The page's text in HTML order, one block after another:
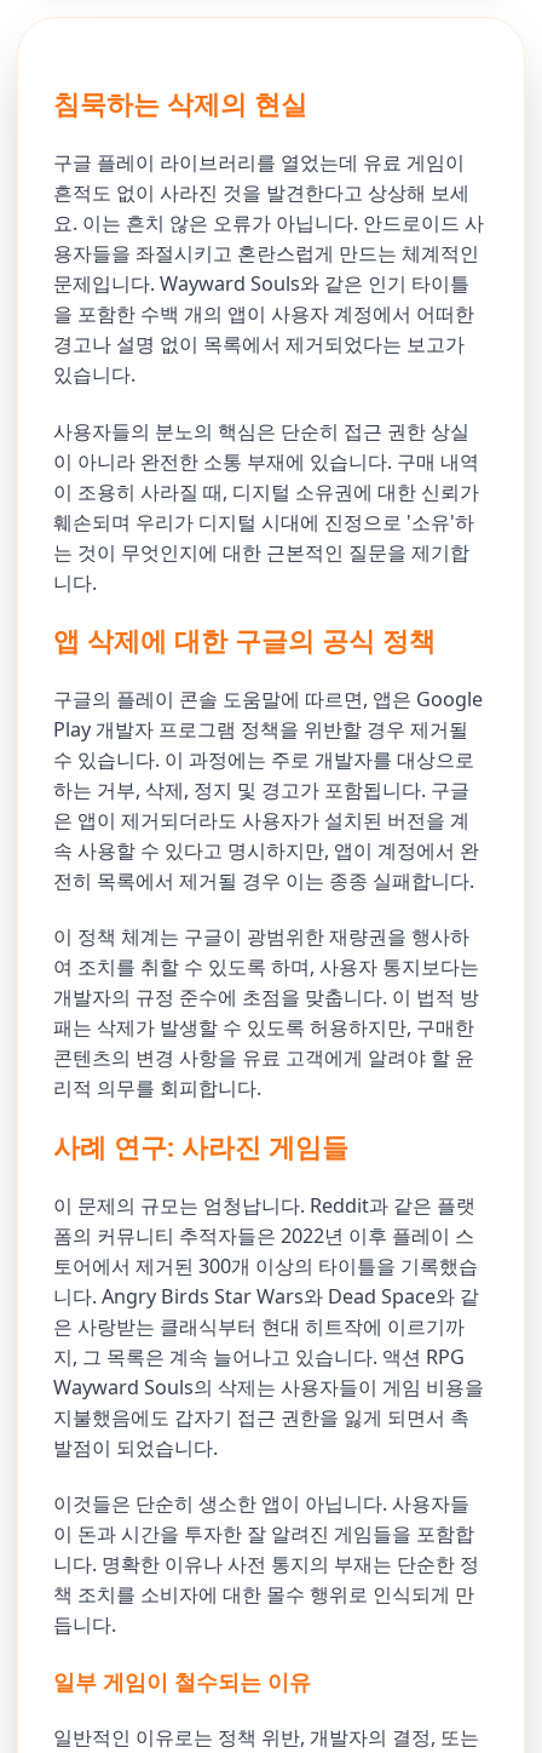
침묵하는 삭제의 현실
구글 플레이 라이브러리를 열었는데 유료 게임이
흔적도 없이 사라진 것을 발견한다고 상상해 보세
요. 이는 흔치 않은 오류가 아닙니다. 안드로이드 사
용자들을 좌절시키고 혼란스럽게 만드는 체계적인
문제입니다. Wayward Souls와 같은 인기 타이틀
을 포함한 수백 개의 앱이 사용자 계정에서 어떠한
경고나 설명 없이 목록에서 제거되었다는 보고가
있습니다.
사용자들의 분노의 핵심은 단순히 접근 권한 상실
이 아니라 완전한 소통 부재에 있습니다. 구매 내역
이 조용히 사라질 때, 디지털 소유권에 대한 신뢰가
훼손되며 우리가 디지털 시대에 진정으로 '소유'하
는 것이 무엇인지에 대한 근본적인 질문을 제기합
니다.
앱 삭제에 대한 구글의 공식 정책
구글의 플레이 콘솔 도움말에 따르면, 앱은 Google
Play 개발자 프로그램 정책을 위반할 경우 제거될
수 있습니다. 이 과정에는 주로 개발자를 대상으로
하는 거부, 삭제, 정지 및 경고가 포함됩니다. 구글
은 앱이 제거되더라도 사용자가 설치된 버전을 계
속 사용할 수 있다고 명시하지만, 앱이 계정에서 완
전히 목록에서 제거될 경우 이는 종종 실패합니다.
이 정책 체계는 구글이 광범위한 재량권을 행사하
여 조치를 취할 수 있도록 하며, 사용자 통지보다는
개발자의 규정 준수에 초점을 맞춥니다. 이 법적 방
패는 삭제가 발생할 수 있도록 허용하지만, 구매한
콘텐츠의 변경 사항을 유료 고객에게 알려야 할 윤
리적 의무를 회피합니다.
사례 연구: 사라진 게임들
이 문제의 규모는 엄청납니다. Reddit과 같은 플랫
폼의 커뮤니티 추적자들은 2022년 이후 플레이 스
토어에서 제거된 300개 이상의 타이틀을 기록했습
니다. Angry Birds Star Wars와 Dead Space와 같
은 사랑받는 클래식부터 현대 히트작에 이르기까
지, 그 목록은 계속 늘어나고 있습니다. 액션 RPG
Wayward Souls의 삭제는 사용자들이 게임 비용을
지불했음에도 갑자기 접근 권한을 잃게 되면서 촉
발점이 되었습니다.
이것들은 단순히 생소한 앱이 아닙니다. 사용자들
이 돈과 시간을 투자한 잘 알려진 게임들을 포함합
니다. 명확한 이유나 사전 통지의 부재는 단순한 정
책 조치를 소비자에 대한 몰수 행위로 인식되게 만
듭니다.
일부 게임이 철수되는 이유
일반적인 이유로는 정책 위반, 개발자의 결정, 또는